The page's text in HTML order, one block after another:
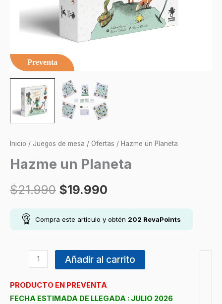
Preventa
Inicio / Juegos de mesa / Ofertas / Hazme un Planeta
Hazme un Planeta
$21.990 $19.990
Compra este artículo y obtén 202 RevaPoints
Añadir al carrito
PRODUCTO EN PREVENTA
FECHA ESTIMADA DE LLEGADA : JULIO 2026